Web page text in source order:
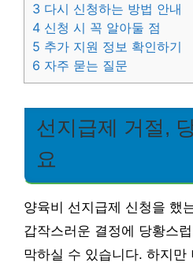
3 다시 신청하는 방법 안내
4 신청 시 꼭 알아둘 점
5 추가 지원 정보 확인하기
6 자주 묻는 질문
선지급제 거절,
요
양육비 선지급제 신청을 했
갑작스러운 결정에 당황스
막하실 수 있습니다. 하지만